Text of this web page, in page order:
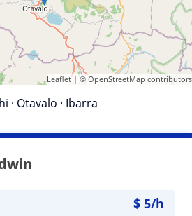
Leaflet| © OpenStreetMap contributors
· Otavalo · Ibarra
$ 5/h